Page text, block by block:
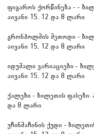
ფიგაროს ქორწინება - -
აივანი 15, 12 და 8 ლარი
გრონჰოლმის მეთოდი -
აივანი 15, 12 და 8 ლარი
იდუმალი ვარიაციები -
აივანი 15, 12 და 8 ლარი
ქალები - ბილეთის ფასები:
და 8 ლარი
უჩინმაჩინის ქუდი -